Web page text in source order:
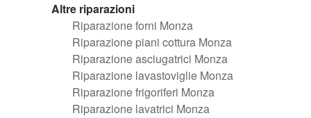
Altre riparazioni
Riparazione forni Monza
Riparazione piani cottura Monza
Riparazione asciugatrici Monza
Riparazione lavastoviglie Monza
Riparazione frigoriferi Monza
Riparazione lavatrici Monza